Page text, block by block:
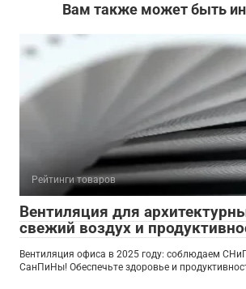
Вам также может быть
Рейтинги товаров
Вентиляция для
свежий воздух и
Вентиляция офиса в 2025 году: соблюдаем
СанПиНы! Обеспечьте здоровье и